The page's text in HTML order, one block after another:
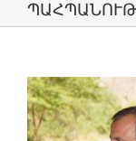
View
Larger
Image